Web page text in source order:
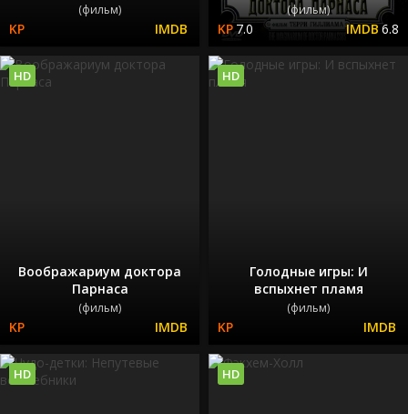
(фильм) (фильм)
7.0 6.8
Воображариум доктора
Парнаса
(фильм)
HD
Голодные игры: И
вспыхнет пламя
(фильм)
HD
HD HD